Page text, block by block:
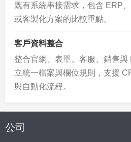
既有系統串接需求，包含 ERP
或客製化方案的比較重點。
客戶資料整合
整合官網、表單、客服、銷售與
立統一檔案與欄位規則，支援
與自動化流程。
公司